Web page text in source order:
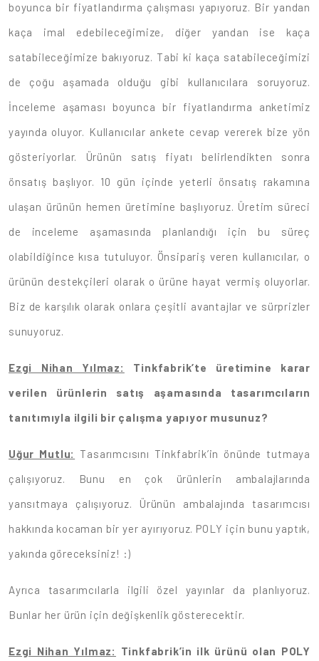
boyunca bir fiyatlandırma çalışması yapıyoruz. Bir yandan
kaça imal edebileceğimize, diğer yandan ise kaça
satabileceğimize bakıyoruz. Tabi ki kaça satabileceğimizi
de çoğu aşamada olduğu gibi kullanıcılara soruyoruz.
İnceleme aşaması boyunca bir fiyatlandırma anketimiz
yayında oluyor. Kullanıcılar ankete cevap vererek bize yön
gösteriyorlar. Ürünün satış fiyatı belirlendikten sonra
önsatış başlıyor. 10 gün içinde yeterli önsatış rakamına
ulaşan ürünün hemen üretimine başlıyoruz. Üretim süreci
de inceleme aşamasında planlandığı için bu süreç
olabildiğince kısa tutuluyor. Önsipariş veren kullanıcılar, o
ürünün destekçileri olarak o ürüne hayat vermiş oluyorlar.
Biz de karşılık olarak onlara çeşitli avantajlar ve sürprizler
sunuyoruz.
Ezgi Nihan Yılmaz:
Tinkfabrik’te üretimine karar
verilen ürünlerin satış aşamasında tasarımcıların
tanıtımıyla ilgili bir çalışma yapıyor musunuz?
Uğur Mutlu:
Tasarımcısını Tinkfabrik’in önünde tutmaya
çalışıyoruz. Bunu en çok ürünlerin ambalajlarında
yansıtmaya çalışıyoruz. Ürünün ambalajında tasarımcısı
hakkında kocaman bir yer ayırıyoruz. POLY için bunu yaptık,
yakında göreceksiniz! :)
Ayrıca tasarımcılarla ilgili özel yayınlar da planlıyoruz.
Bunlar her ürün için değişkenlik gösterecektir.
Ezgi Nihan Yılmaz:
Tinkfabrik’in ilk ürünü olan POLY